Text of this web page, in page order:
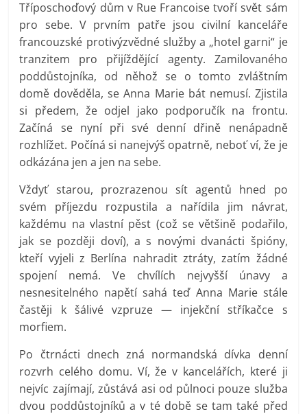
Tříposchoďový dům v Rue Francoise tvoří svět sám
pro sebe. V prvním patře jsou civilní kanceláře
francouzské protivýzvědné služby a „hotel garni“ je
tranzitem pro přijíždějící agenty. Zamilovaného
poddůstojníka, od něhož se o tomto zvláštním
domě dověděla, se Anna Marie bát nemusí. Zjistila
si předem, že odjel jako podporučík na frontu.
Začíná se nyní při své denní dřině nenápadně
rozhlížet. Počíná si nanejvýš opatrně, neboť ví, že je
odkázána jen a jen na sebe.
Vždyť starou, prozrazenou sít agentů hned po
svém příjezdu rozpustila a nařídila jim návrat,
každému na vlastní pěst (což se většině podařilo,
jak se později doví), a s novými dvanácti špióny,
kteří vyjeli z Berlína nahradit ztráty, zatím žádné
spojení nemá. Ve chvílích nejvyšší únavy a
nesnesitelného napětí sahá teď Anna Marie stále
častěji k šálivé vzpruze — injekční stříkačce s
morfiem.
Po čtrnácti dnech zná normandská dívka denní
rozvrh celého domu. Ví, že v kancelářích, které ji
nejvíc zajímají, zůstává asi od půlnoci pouze služba
dvou poddůstojníků a v té době se tam také před